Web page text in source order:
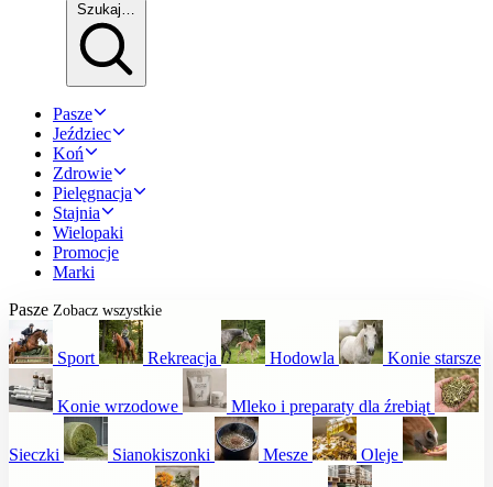
Szukaj…
Pasze
Jeździec
Koń
Zdrowie
Pielęgnacja
Stajnia
Wielopaki
Promocje
Marki
Pasze Zobacz wszystkie
Sport Rekreacja Hodowla Konie starsze
Konie wrzodowe Mleko i preparaty dla źrebiąt
Sieczki Sianokiszonki Mesze Oleje